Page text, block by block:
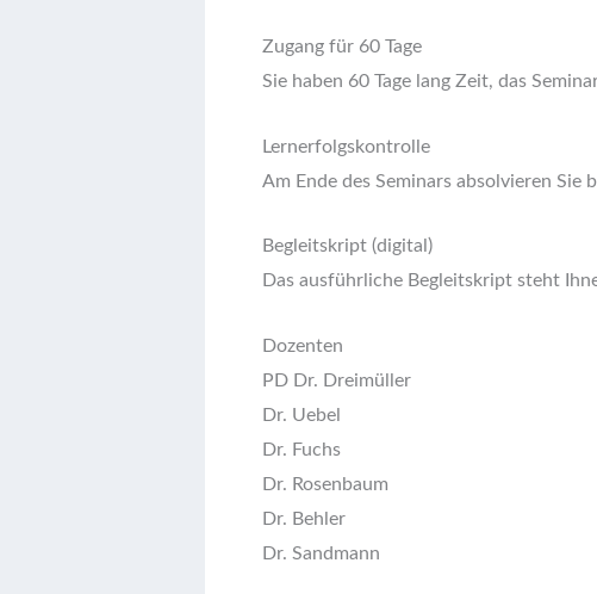
Zugang für 60 Tage
Sie haben 60 Tage lang Zeit, das
Lernerfolgskontrolle
Am Ende des Seminars absolvieren
Begleitskript (digital)
Das ausführliche Begleitskript steht
Dozenten
PD Dr. Dreimüller
Dr. Uebel
Dr. Fuchs
Dr. Rosenbaum
Dr. Behler
Dr. Sandmann